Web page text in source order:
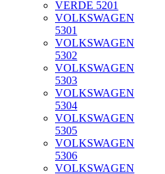
VERDE 5201
VOLKSWAGEN
5301
VOLKSWAGEN
5302
VOLKSWAGEN
5303
VOLKSWAGEN
5304
VOLKSWAGEN
5305
VOLKSWAGEN
5306
VOLKSWAGEN